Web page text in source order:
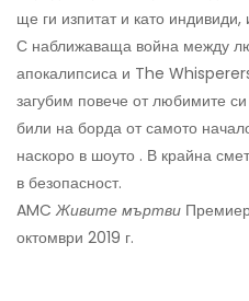
ще ги изпитат и като индивиди,
С наближаваща война между
апокалипсиса и The
загубим повече от любимите
били на борда от самото
наскоро в шоуто . В крайна
в безопасност.
AMCЖивите мъртви
октомври 2019 г.